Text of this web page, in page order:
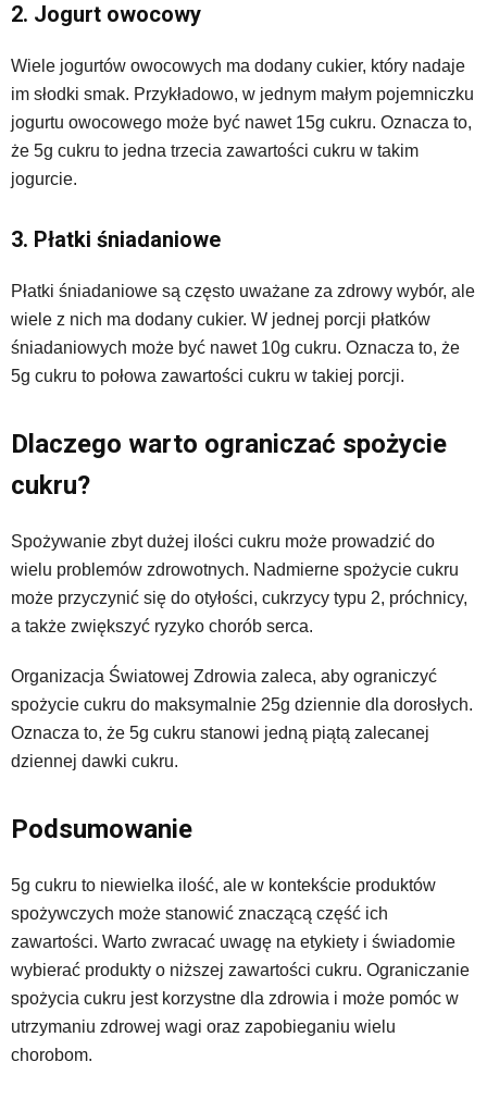
2. Jogurt owocowy
Wiele jogurtów owocowych ma dodany cukier, który nadaje
im słodki smak. Przykładowo, w jednym małym pojemniczku
jogurtu owocowego może być nawet 15g cukru. Oznacza to,
że 5g cukru to jedna trzecia zawartości cukru w takim
jogurcie.
3. Płatki śniadaniowe
Płatki śniadaniowe są często uważane za zdrowy wybór, ale
wiele z nich ma dodany cukier. W jednej porcji płatków
śniadaniowych może być nawet 10g cukru. Oznacza to, że
5g cukru to połowa zawartości cukru w takiej porcji.
Dlaczego warto ograniczać spożycie
cukru?
Spożywanie zbyt dużej ilości cukru może prowadzić do
wielu problemów zdrowotnych. Nadmierne spożycie cukru
może przyczynić się do otyłości, cukrzycy typu 2, próchnicy,
a także zwiększyć ryzyko chorób serca.
Organizacja Światowej Zdrowia zaleca, aby ograniczyć
spożycie cukru do maksymalnie 25g dziennie dla dorosłych.
Oznacza to, że 5g cukru stanowi jedną piątą zalecanej
dziennej dawki cukru.
Podsumowanie
5g cukru to niewielka ilość, ale w kontekście produktów
spożywczych może stanowić znaczącą część ich
zawartości. Warto zwracać uwagę na etykiety i świadomie
wybierać produkty o niższej zawartości cukru. Ograniczanie
spożycia cukru jest korzystne dla zdrowia i może pomóc w
utrzymaniu zdrowej wagi oraz zapobieganiu wielu
chorobom.